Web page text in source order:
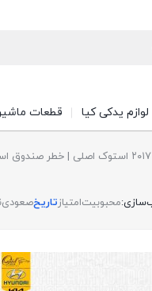
لوازم یدکی کیا قطعات
محبوبیتامتیازتاریخصعودی